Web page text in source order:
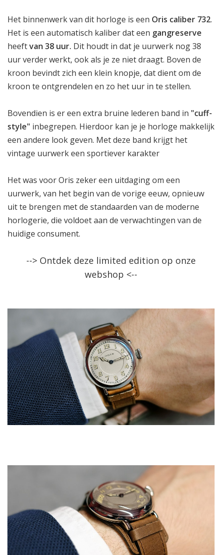
Het binnenwerk van dit horloge is een Oris caliber 732.
Het is een automatisch kaliber dat een gangreserve
heeftvan 38 uur. Dit houdt in dat je uurwerk nog 38
uur verder werkt, ook als je ze niet draagt. Boven de
kroon bevindt zich een klein knopje, dat dient om de
kroon te ontgrendelen en zo het uur in te stellen.
Bovendien is er een extra bruine lederen band in "cuff-
style" inbegrepen. Hierdoor kan je je horloge makkelijk
een andere look geven. Met deze band krijgt het
vintage uurwerk een sportiever karakter
Het was voor Oris zeker een uitdaging om een
uurwerk, van het begin van de vorige eeuw, opnieuw
uit te brengen met de standaarden van de moderne
horlogerie, die voldoet aan de verwachtingen van de
huidige consument.
--> Ontdek deze limited edition op onze
webshop <--